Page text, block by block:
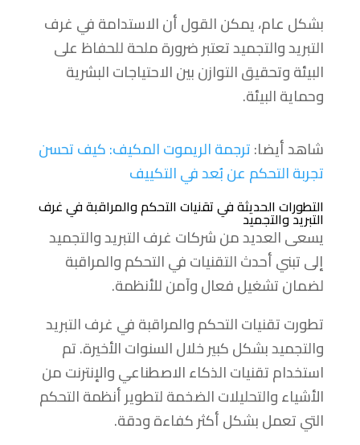
بشكل عام، يمكن القول أن الاستدامة في غرف
التبريد والتجميد تعتبر ضرورة ملحة للحفاظ على
البيئة وتحقيق التوازن بين الاحتياجات البشرية
وحماية البيئة.
شاهد أيضا:ترجمة الريموت المكيف: كيف تحسن
تجربة التحكم عن بُعد في التكييف
التطورات الحديثة في تقنيات التحكم والمراقبة في غرف
التبريد والتجميد
يسعى العديد من شركات غرف التبريد والتجميد
إلى تبني أحدث التقنيات في التحكم والمراقبة
لضمان تشغيل فعال وآمن للأنظمة.
تطورت تقنيات التحكم والمراقبة في غرف التبريد
والتجميد بشكل كبير خلال السنوات الأخيرة. تم
استخدام تقنيات الذكاء الاصطناعي والإنترنت من
الأشياء والتحليلات الضخمة لتطوير أنظمة التحكم
التي تعمل بشكل أكثر كفاءة ودقة.